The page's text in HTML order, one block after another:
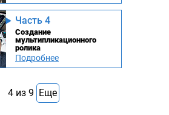
Часть 4
Создание
мультипликационного
ролика
Подробнее
4из 9 Еще